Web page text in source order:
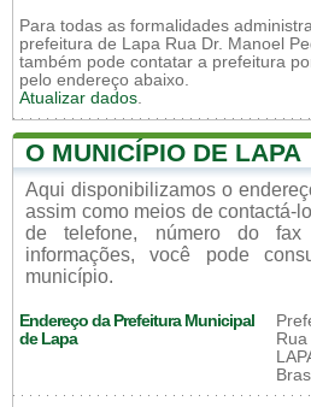
Para todas as formalidades
prefeitura de Lapa Rua Dr. Manoel
também pode contatar a prefeitura
pelo endereço abaixo.
Atualizar dados.
O MUNICÍPIO DE LAPA
Aqui disponibilizamos o
assim como meios de contactá-
de telefone, número do
informações, você pode
município.
Endereço da Prefeitura Municipal
de Lapa